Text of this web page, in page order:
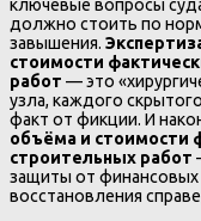
ключевые вопросы
должно стоить по
завышения.
стоимости
работ — это
узла, каждого
факт от фикции. И
объёма и стоимости
строительных работ
защиты от финансовых
восстановления